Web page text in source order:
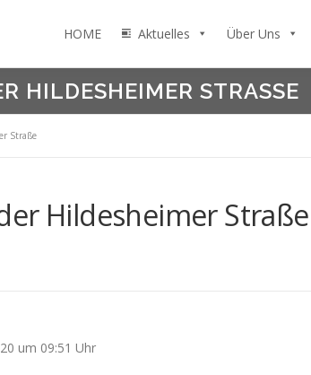
HOME Aktuelles Über Uns
HILDESHEIMER STRASSE
Straße
Hildesheimer Straße
um 09:51 Uhr